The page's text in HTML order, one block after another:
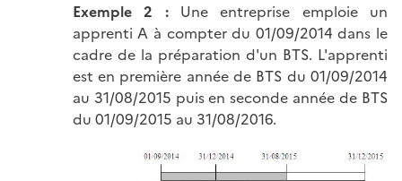
Exemple 2 :Une entreprise emploie un
apprenti A à compter du 01/09/2014 dans le
cadre de la préparation d'un BTS. L'apprenti
est en première année de BTS du 01/09/2014
au 31/08/2015 puis en seconde année de BTS
du 01/09/2015 au 31/08/2016.